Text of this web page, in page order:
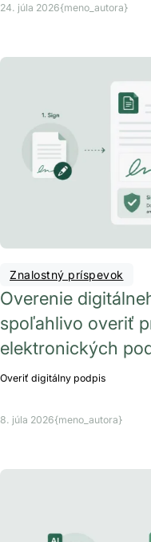
24. júla 2026{meno_autora}
Znalostný príspevok
Overenie
spoľahlivo overiť
elektronických
Overiť digitálny podpis
8. júla 2026{meno_autora}